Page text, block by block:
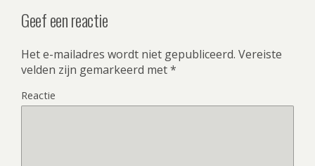
Geef een reactie
Het e-mailadres wordt niet gepubliceerd. Vereiste
velden zijn gemarkeerd met*
Reactie